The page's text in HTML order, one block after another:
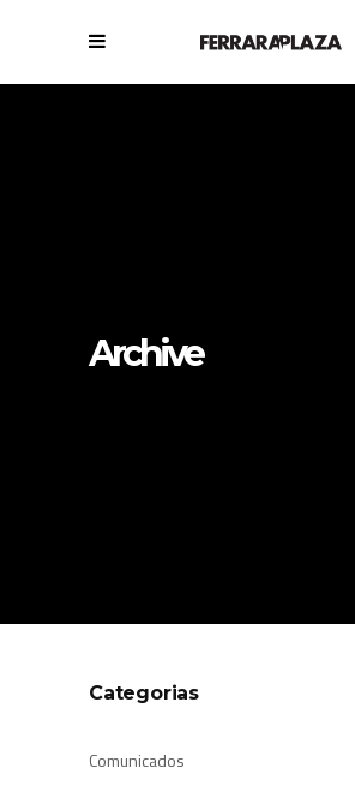
Archive
Categorias
Comunicados